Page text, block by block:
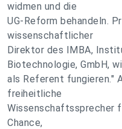
widmen und die
UG-Reform behandeln.
wissenschaftlicher
Direktor des IMBA,
Biotechnologie, GmbH,
als Referent fungieren."
freiheitliche
Wissenschaftssprecher
Chance,